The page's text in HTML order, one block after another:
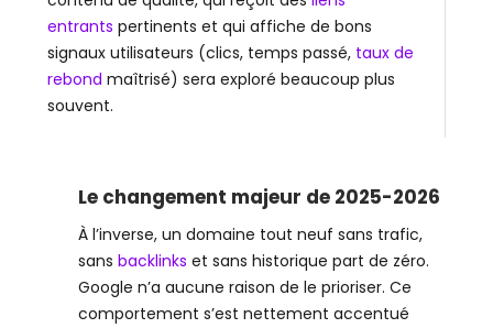
entrants pertinents et qui affiche de bons
signaux utilisateurs (clics, temps passé, taux de
rebond maîtrisé) sera exploré beaucoup plus
souvent.
Le changement majeur de 2025-2026
À l’inverse, un domaine tout neuf sans trafic,
sans backlinks et sans historique part de zéro.
Google n’a aucune raison de le prioriser. Ce
comportement s’est nettement accentué